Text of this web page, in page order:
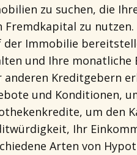
zu suchen, die
Fremdkapital zu
der Immobilie
und Ihre monatliche
anderen Kreditgebern
und Konditionen,
um den
Ihr
Arten von